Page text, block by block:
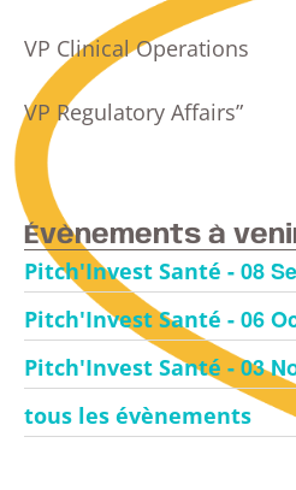
VP Clinical Operations
VP Regulatory Affairs”
Évènements à
Pitch'Invest Santé - 08
Pitch'Invest Santé - 06
Pitch'Invest Santé - 03
tous les évènements